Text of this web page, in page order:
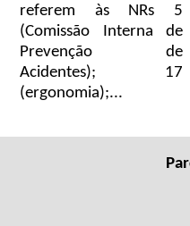
referem às NRs 5
(Comissão Interna de
Prevenção de
Acidentes); 17
(ergonomia);...